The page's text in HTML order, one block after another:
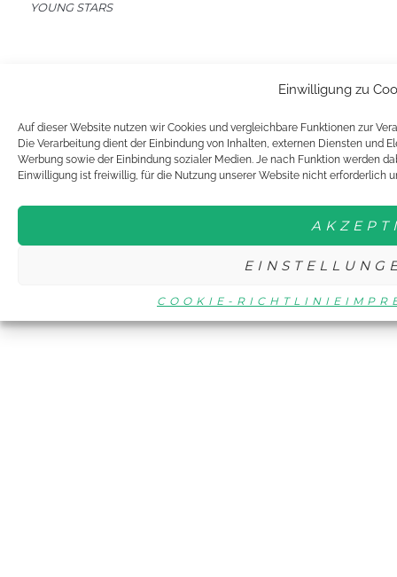
Einwilligung zu
Auf dieser Website nutzen wir Cookies und vergleichbare Funktionen zur
Die Verarbeitung dient der Einbindung von Inhalten, externen Diensten
Werbung sowie der Einbindung sozialer Medien. Je nach Funktion werden
Einwilligung ist freiwillig, für die Nutzung unserer Website nicht erforderlich
COOKIE-RICHTLINIE
YOUNG STARS
© 2021 DTTJ/DTTB YOUNG STARS